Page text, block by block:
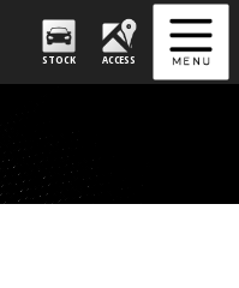
STOCK ACCESS